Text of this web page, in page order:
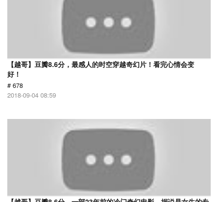
【越哥】豆瓣8.6分，最感人的时空穿越奇幻片！看完心情会变
好！
# 678
2018-09-04 08:59